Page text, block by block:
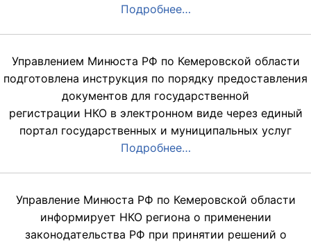
Подробнее…
Управлением Минюста РФ по Кемеровской области
подготовлена инструкция по порядку предоставления
документов для государственной
регистрации НКО в электронном виде через единый
портал государственных и муниципальных услуг
Подробнее…
Управление Минюста РФ по Кемеровской области
информирует НКО региона о применении
законодательства РФ при принятии решений о